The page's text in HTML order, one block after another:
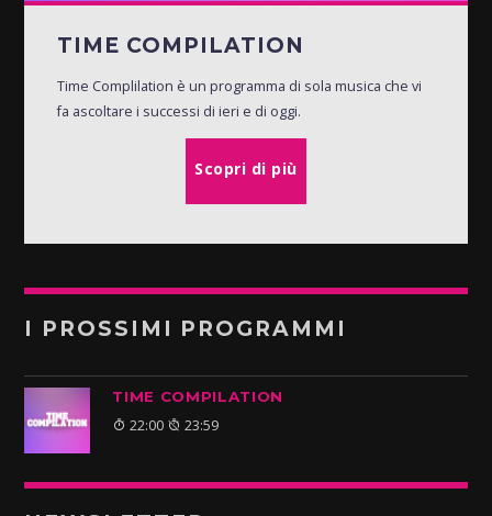
TIME COMPILATION
Time Complilation è un programma di sola musica che vi
fa ascoltare i successi di ieri e di oggi.
Scopri di più
I PROSSIMI PROGRAMMI
TIME COMPILATION
22:00 23:59